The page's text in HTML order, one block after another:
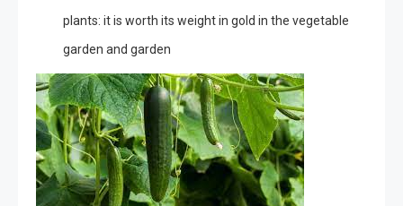
plants: it is worth its weight in gold in the vegetable
garden and garden